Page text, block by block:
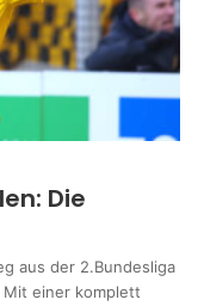
Die
aus der 2.Bundesliga
einer komplett